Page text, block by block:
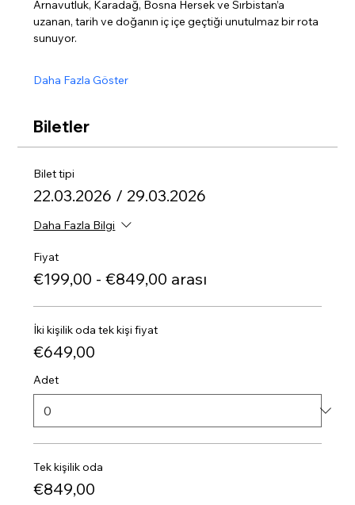
Arnavutluk, Karadağ, Bosna Hersek ve Sırbistan’a
uzanan, tarih ve doğanın iç içe geçtiği unutulmaz bir rota
sunuyor.
Daha Fazla Göster
Biletler
Bilet tipi
22.03.2026 / 29.03.2026
Daha Fazla Bilgi
Fiyat
€199,00 - €849,00 arası
İki kişilik oda tek kişi fiyat
€649,00
Adet
Tek kişilik oda
€849,00